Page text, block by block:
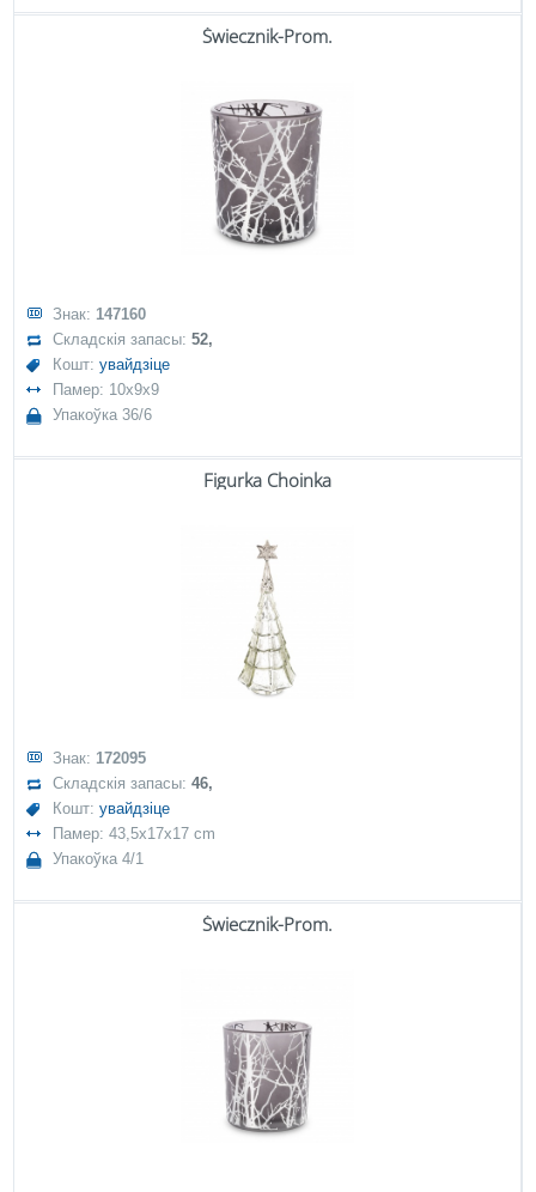
Świecznik-Prom.
Знак: 147160
Складскія запасы:52,
Кошт:увайдзіце
Памер: 10x9x9
Упакоўка 36/6
Figurka Choinka
Знак: 172095
Складскія запасы:46,
Кошт:увайдзіце
Памер: 43,5x17x17 cm
Упакоўка 4/1
Świecznik-Prom.